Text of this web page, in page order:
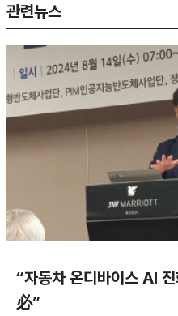
관련뉴스
“자동차 온디바이스 AI 진
必”